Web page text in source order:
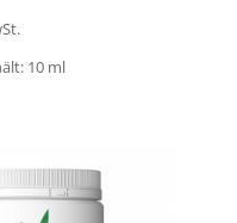
10 ml